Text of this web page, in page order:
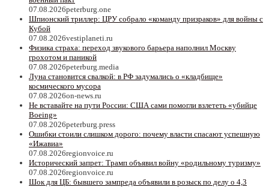
07.08.2026peterburg.one
Шпионский триллер: ЦРУ собрало «команду призраков» для войны с
Кубой
07.08.2026vestiplaneti.ru
Физика страха: переход звукового барьера наполнил Москву
грохотом и паникой
07.08.2026peterburg.media
Луна становится свалкой: в РФ задумались о «кладбище»
космического мусора
07.08.2026on-news.ru
Не вставайте на пути России: США сами помогли взлететь «убийце
Boeing»
07.08.2026peterburg.press
Ошибки стоили слишком дорого: почему власти спасают успешную
«Ижавиа»
07.08.2026regionvoice.ru
Исторический запрет: Трамп объявил войну «родильному туризму»
07.08.2026regionvoice.ru
Шок для ЦБ: бывшего зампреда объявили в розыск по делу о 4,3